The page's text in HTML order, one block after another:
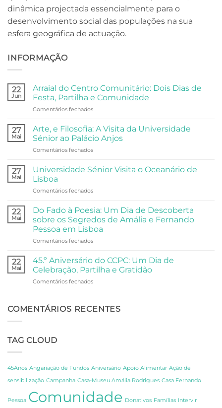
dinâmica projectada essencialmente para o
desenvolvimento social das populações na sua
esfera geográfica de actuação.
INFORMAÇÃO
22
Jun
Arraial do Centro Comunitário: Dois Dias de
Festa, Partilha e Comunidade
Comentários fechadosem
do
Centro
Comunitário:
Dois
de
e
27
Mai
Arte, e Filosofia: A Visita da Universidade
Sénior ao Palácio Anjos
Comentários fechadosem
e
Visita
Universidade
Sénior
Palácio
Anjos
27
Mai
Universidade Sénior Visita o Oceanário de
Lisboa
Comentários fechadosem
Sénior
Visita
o
Oceanário
de
22
Mai
Do Fado à Poesia: Um Dia de Descoberta
sobre os Segredos de Amália e Fernando
Pessoa em Lisboa
Comentários fechadosem
Fado
à
Poesia:
Um
Descoberta
Fernando
em
Lisboa
22
Mai
45.º Aniversário do CCPC: Um Dia de
Celebração, Partilha e Gratidão
Comentários fechadosem
do
e
COMENTÁRIOS RECENTES
TAG CLOUD
45Anos Angariação de Fundos Aniversário Apoio Alimentar Ação de
sensibilização Campanha Casa-Museu Amália Rodrigues Casa Fernando
Pessoa Comunidade Donativos Famílias Intervir